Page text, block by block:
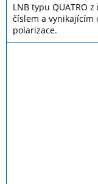
LNB typu QUATRO
číslem a
polarizace.